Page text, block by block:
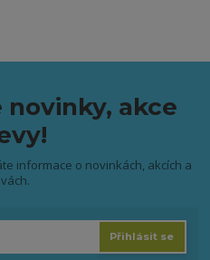
akce
informace o novinkách, akcích a
Přihlásit se